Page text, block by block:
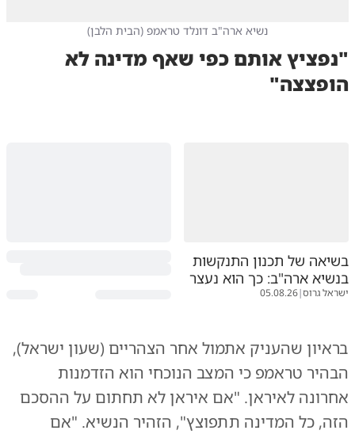
נשיא ארה"ב דונלד טראמפ (הבית הלבן)
"נפציץ אותם כפי שאף מדינה לא
הופצצה"
בשיאה של תכנון התנקשות
בנשיא ארה"ב: כך הוא נעצר
ישראל גרוס|
05.08.26
בראיון שהעניק אתמול אחר הצהריים (שעון ישראל),
הבהיר טראמפ כי המצב הנוכחי הוא הזדמנות
אחרונה לאיראן. "אם איראן לא תחתום על ההסכם
הזה, כל המדינה תתפוצץ", הזהיר הנשיא. "אם